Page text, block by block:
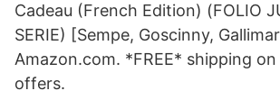
Cadeau (French Edition) (FOLIO
SERIE) [Sempe, Goscinny,
Amazon.com. *FREE* shipping
offers.